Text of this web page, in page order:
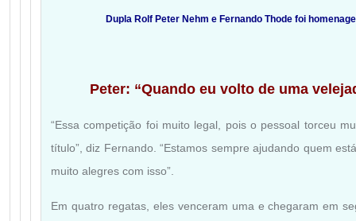
Dupla Rolf Peter Nehm e Fernando Thode foi
Peter: “Quando eu volto de uma
“Essa competição foi muito legal, pois o pessoal torceu
título”, diz Fernando. “Estamos sempre ajudando quem
muito alegres com isso”.
Em quatro regatas, eles venceram uma e chegaram em